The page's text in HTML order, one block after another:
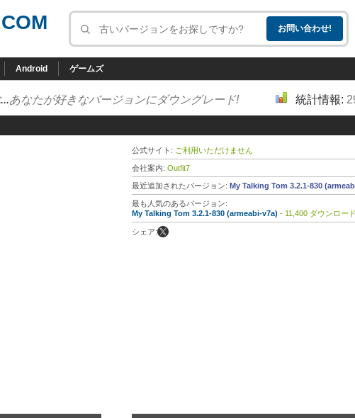
Android ゲームズ
あなたが好きなバージョンにダウングレード! 統計情報:
公式サイト: ご利用いただけません
会社案内: Outfit7
最近追加されたバージョン: My Talking Tom 3.2.1-830
最も人気のあるバージョン:
My Talking Tom 3.2.1-830 (armeabi-v7a) - 11,400 ダウンロー
シェア: